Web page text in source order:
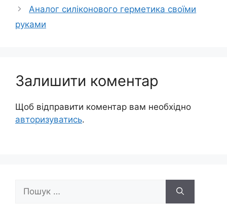
Аналог силіконового герметика своїми
руками
Залишити коментар
Щоб відправити коментар вам необхідно
авторизуватись.